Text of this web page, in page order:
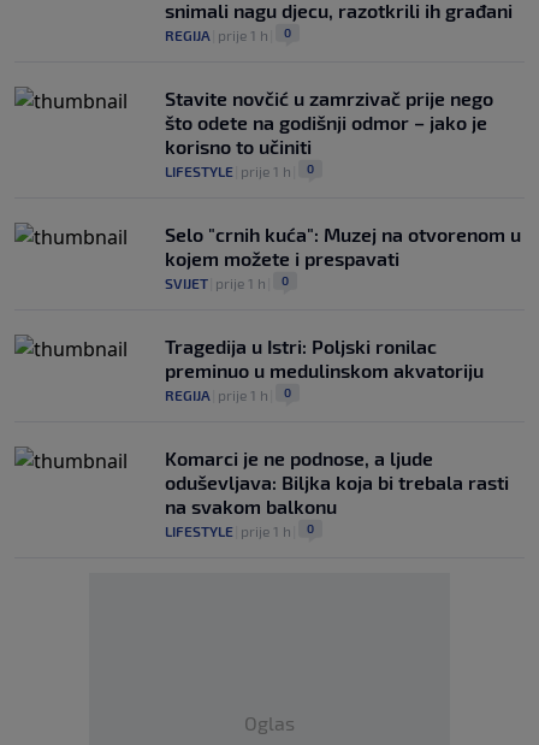
snimali nagu djecu, razotkrili ih građani
REGIJA prije 1 h 0
Stavite novčić u zamrzivač prije nego
što odete na godišnji odmor – jako je
korisno to učiniti
LIFESTYLE prije 1 h 0
Selo "crnih kuća": Muzej na otvorenom u
kojem možete i prespavati
SVIJET prije 1 h 0
Tragedija u Istri: Poljski ronilac
preminuo u medulinskom akvatoriju
REGIJA prije 1 h 0
Komarci je ne podnose, a ljude
oduševljava: Biljka koja bi trebala rasti
na svakom balkonu
LIFESTYLE prije 1 h 0
Oglas